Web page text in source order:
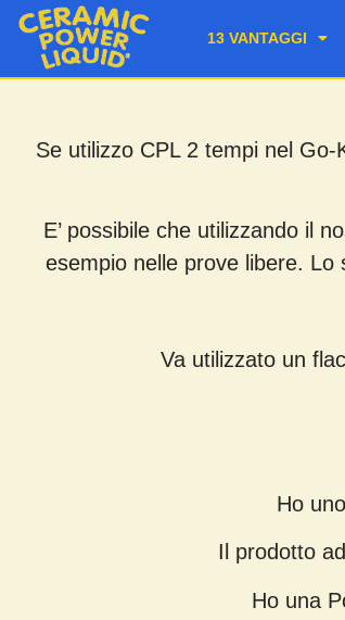
13 VANTAGGI
Se utilizzo CPL 2 tempi nel
E’ possibile che utilizzando il
esempio nelle prove libere.
Va utilizzato un
Ho
Il prodotto
Ho una